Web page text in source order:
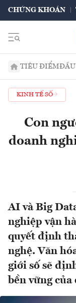
CHỨNG KHOÁN
TIÊU ĐIỂMĐẦU
KINH TẾ SỐ
Con
doanh
AI và Big
nghiệp vận
quyết định
nghệ. Văn
giới số sẽ
bền vững